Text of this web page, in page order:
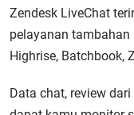
Zendesk LiveChat
pelayanan tambahan
Highrise, Batchbook,
Data chat, review